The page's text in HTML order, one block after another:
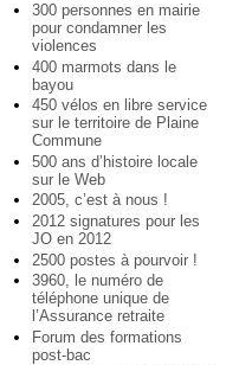
300 personnes en mairie
pour condamner les
violences
400 marmots dans le
bayou
450 vélos en libre service
sur le territoire de Plaine
Commune
500 ans d’histoire locale
sur le Web
2005, c’est à nous !
2012 signatures pour les
JO en 2012
2500 postes à pourvoir !
3960, le numéro de
téléphone unique de
l’Assurance retraite
Forum des formations
post-bac